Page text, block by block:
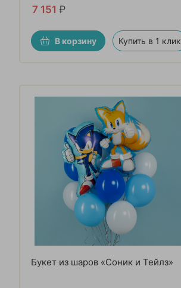
7 151 ₽
В корзину Купить в 1 клик
Букет из шаров «Соник и Тейлз»